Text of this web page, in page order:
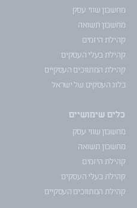
מחשבון שווי עסק
מחשבון תשואה
קהילת היזמים
קהילת בעלי העסקים
קהילת המתווכים העסקיים
בלוג העסקים של ישראל
כלים שימושיים
מחשבון שווי עסק
מחשבון תשואה
קהילת היזמים
קהילת בעלי העסקים
קהילת המתווכים העסקיים